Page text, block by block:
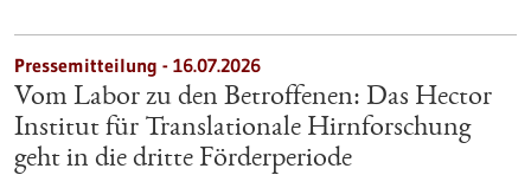
Pressemitteilung - 16.07.2026
Vom Labor zu den Betroffenen: Das Hector
Institut für Translationale Hirnforschung
geht in die dritte Förderperiode